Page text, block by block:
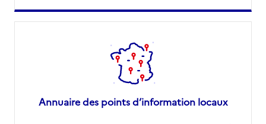
Annuaire des points d’information locaux